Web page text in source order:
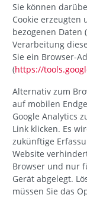
Sie können
Cookie erzeugten
bezogenen Daten
Verarbeitung
Sie ein Browser-
(https://
Alternativ zum
auf mobilen
Google Analytics
Link klicken. Es
zukünftige
Website
Browser und nur
Gerät abgelegt.
müssen Sie das